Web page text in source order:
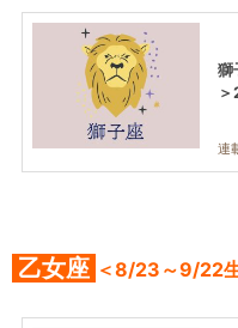
獅
連
乙女座 ＜8/23～9/22